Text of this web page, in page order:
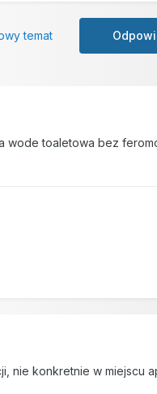
temat
wode toaletowa bez
nie konkretnie w miejscu